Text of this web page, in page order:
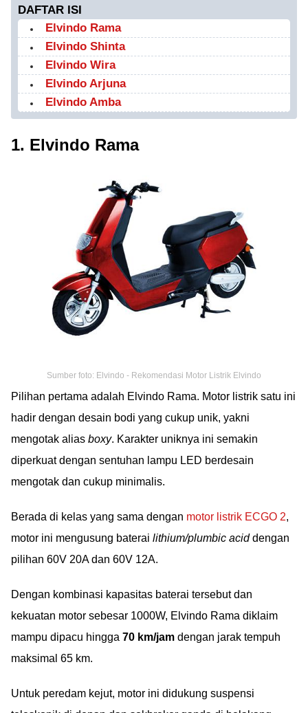
DAFTAR ISI
Elvindo Rama
Elvindo Shinta
Elvindo Wira
Elvindo Arjuna
Elvindo Amba
1. Elvindo Rama
Sumber foto: Elvindo - Rekomendasi Motor Listrik Elvindo
Pilihan pertama adalah Elvindo Rama. Motor listrik satu ini
hadir dengan desain bodi yang cukup unik, yakni
mengotak alias boxy. Karakter uniknya ini semakin
diperkuat dengan sentuhan lampu LED berdesain
mengotak dan cukup minimalis.
Berada di kelas yang sama dengan motor listrik ECGO 2,
motor ini mengusung baterai lithium/plumbic aciddengan
pilihan 60V 20A dan 60V 12A.
Dengan kombinasi kapasitas baterai tersebut dan
kekuatan motor sebesar 1000W, Elvindo Rama diklaim
mampu dipacu hingga 70 km/jam dengan jarak tempuh
maksimal 65 km.
Untuk peredam kejut, motor ini didukung suspensi